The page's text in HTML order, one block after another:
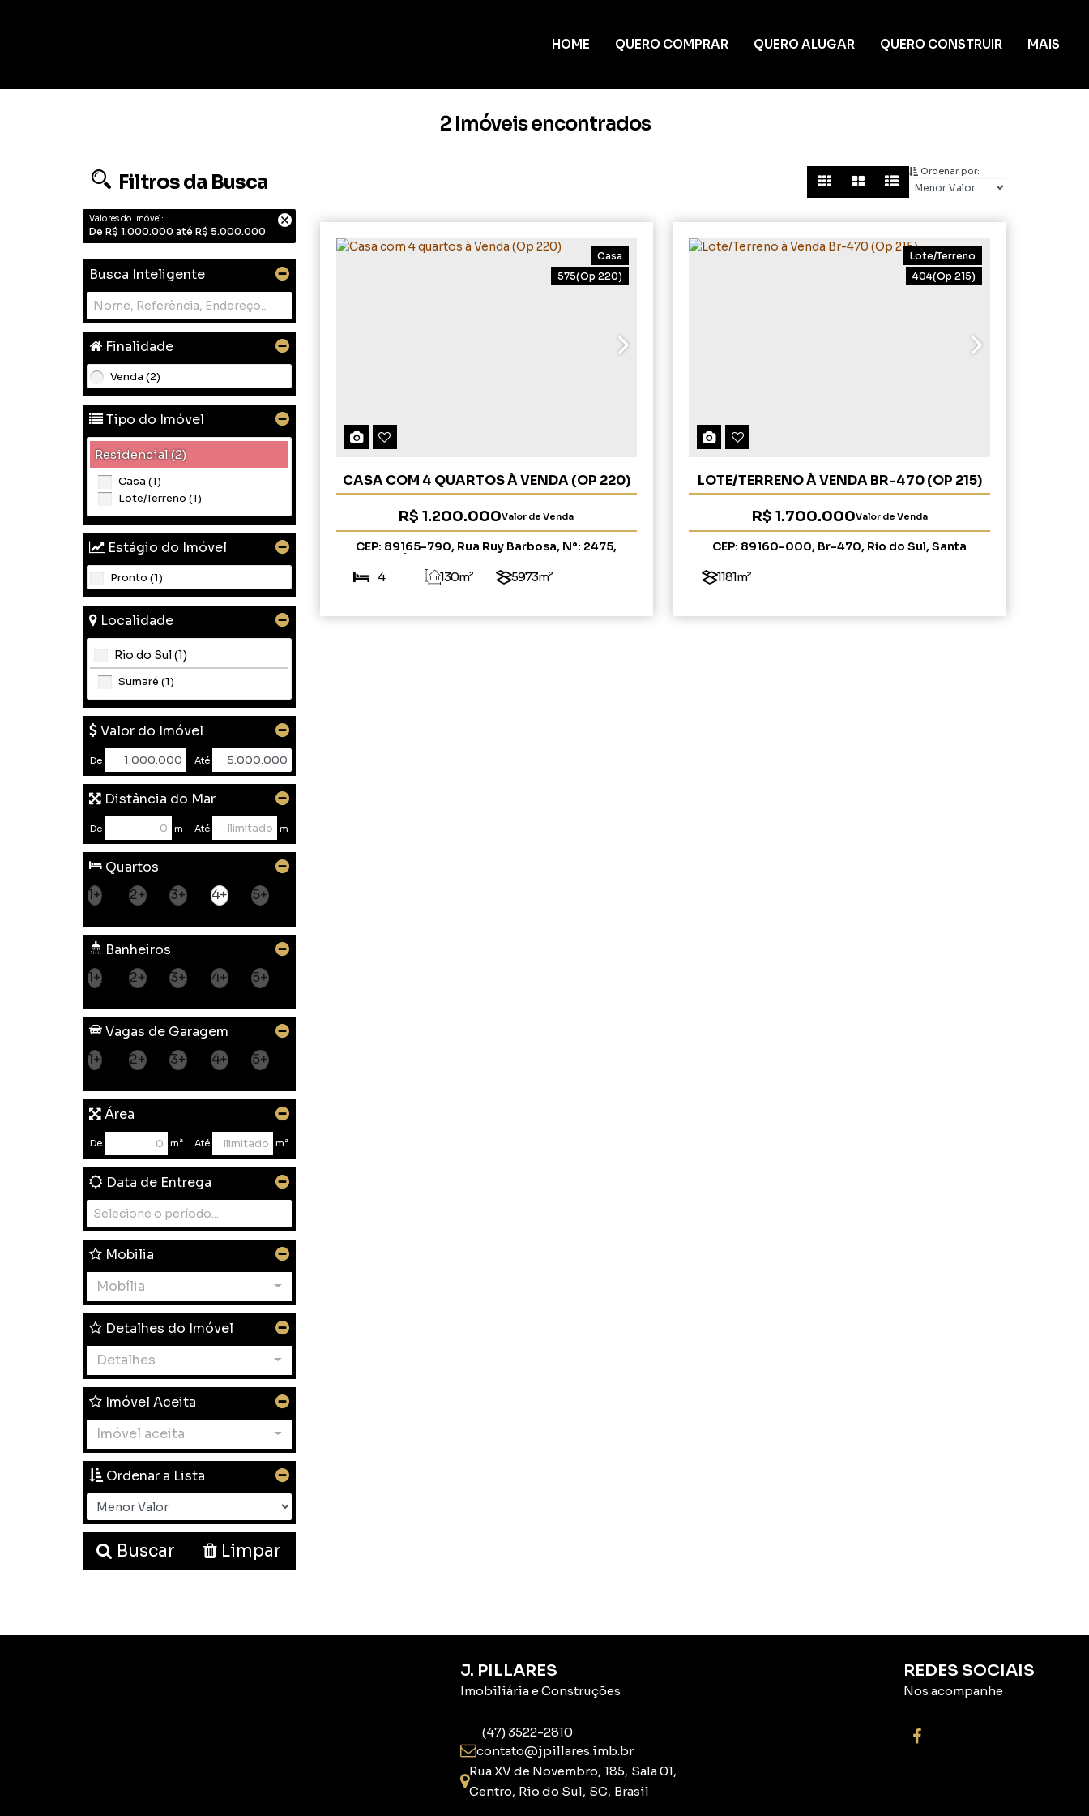
MAIS
QUERO CONSTRUIR
QUERO ALUGAR
QUERO COMPRAR
HOME
2 Imóveis encontrados
Filtros da Busca
Valores do Imóvel:
De R$ 1.000.000 até R$ 5.000.000
Busca Inteligente
Finalidade
Venda (2)
Tipo do Imóvel
Residencial (2)
Casa (1)
Lote/Terreno (1)
Estágio do Imóvel
Pronto (1)
Localidade
Rio do Sul (1)
Sumaré (1)
Valor do Imóvel
De Até
Distância do Mar
De m Até m
Quartos
1+ 2+ 3+ 4+ 5+
Banheiros
1+ 2+ 3+ 4+ 5+
Vagas de Garagem
1+ 2+ 3+ 4+ 5+
Área
De m² Até m²
Data de Entrega
Mobilia
Mobília
Detalhes do Imóvel
Detalhes
Imóvel Aceita
Imóvel aceita
Ordenar a Lista
Buscar Limpar
Ordenar por:
575(Op 220)
Casa
CASA COM 4 QUARTOS À VENDA (OP 220)
R$ 1.200.000Valor de Venda
CEP: 89165-790, Rua Ruy Barbosa, N°: 2475,
Sumaré
4 130m² 5973m²
404(Op 215)
Lote/Terreno
LOTE/TERRENO À VENDA BR-470 (OP 215)
R$ 1.700.000Valor de Venda
CEP: 89160-000, Br-470, Rio do Sul,Santa
1181m²
J. PILLARES
Imobiliária e Construções
(47) 3522-2810
contato@jpillares.imb.br
Rua XV de Novembro, 185, Sala 01,
Centro, Rio do Sul, SC, Brasil
REDES SOCIAIS
Nos acompanhe